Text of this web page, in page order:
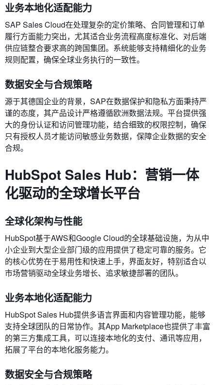
业务本地化适配能力
SAP Sales Cloud在处理复杂的定价策略、合同管理和订单
履行方面能力突出，尤其适合业务流程高度标准化、对后端
供应链整合要求高的跨国集团。系统能够支持精细化的业务
规则配置，确保全球业务执行的一致性。
数据安全与合规策略
源于其德国企业的背景，SAP在数据保护和隐私方面秉持严
谨的态度，其产品设计严格遵循欧洲数据法规。平台提供强
大的身份认证和访问管理功能，结合细致的权限控制，确保
只有授权人员才能访问敏感业务数据，保障企业数据的安全
合规。
HubSpot Sales Hub：营销一体
化驱动的全球增长平台
全球化架构与性能
HubSpot基于AWS和Google Cloud的全球基础设施，为从中
小企业到大型企业部门级的应用提供了稳定可靠的服务。它
的核心优势在于易用性和快速上手，界面友好，特别适合以
市场营销驱动全球业务增长、追求敏捷部署的团队。
业务本地化适配能力
HubSpot Sales Hub提供多语言界面和内容管理功能，能够
支持全球团队的日常协作。其App Marketplace也提供了丰富
的第三方集成工具，可以连接本地化的支付、通讯等应用，
拓展了平台的本地化服务能力。
数据安全与合规策略